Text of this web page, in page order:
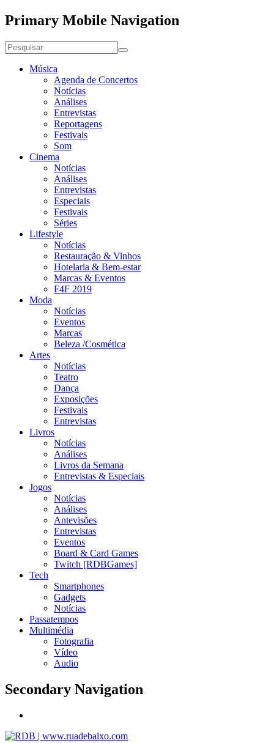
Primary Mobile Navigation
Música
Agenda de Concertos
Notícias
Análises
Entrevistas
Reportagens
Festivais
Som
Cinema
Notícias
Análises
Entrevistas
Especiais
Festivais
Séries
Lifestyle
Notícias
Restauração & Vinhos
Hotelaria & Bem-estar
Marcas & Eventos
F4F 2019
Moda
Notícias
Eventos
Marcas
Beleza /Cosmética
Artes
Notícias
Teatro
Dança
Exposições
Festivais
Entrevistas
Livros
Notícias
Análises
Livros da Semana
Entrevistas & Especiais
Jogos
Notícias
Análises
Antevisões
Entrevistas
Eventos
Board & Card Games
Twitch [RDBGames]
Tech
Smartphones
Gadgets
Notícias
Passatempos
Multimédia
Fotografia
Vídeo
Audio
Secondary Navigation